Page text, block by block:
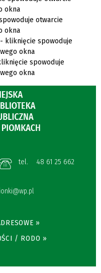
tel. 48 61 25 662
»
/ RODO »